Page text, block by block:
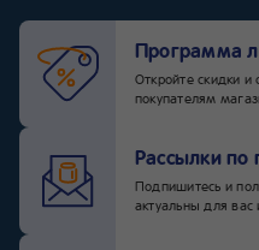
Программа
Откройте скидки и
покупателям
Рассылки по
Подпишитесь и
актуальны для вас